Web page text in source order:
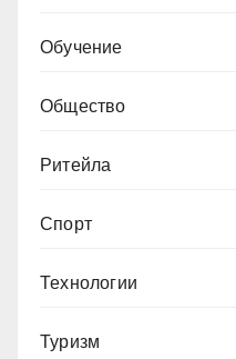
Обучение
Общество
Ритейла
Спорт
Технологии
Туризм